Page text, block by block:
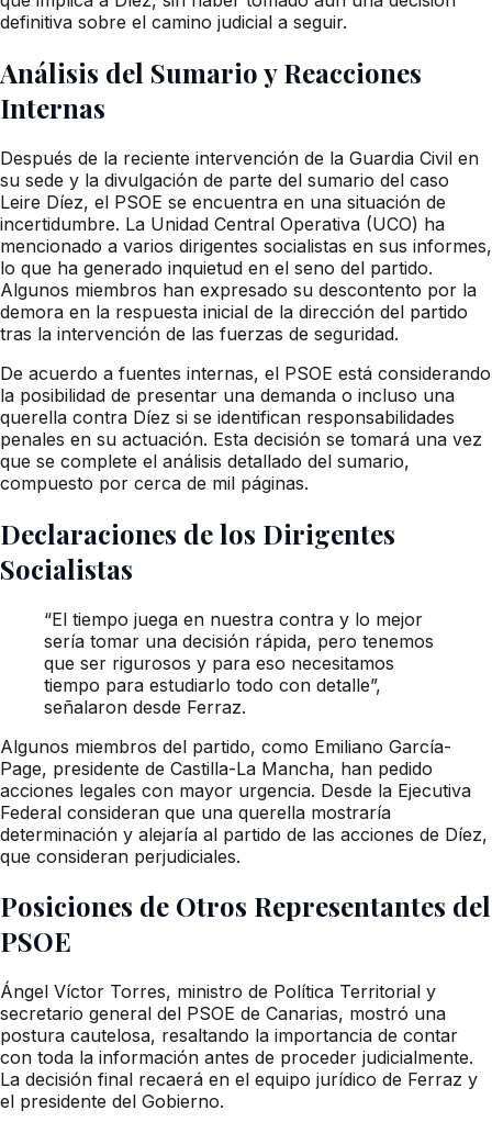
definitiva sobre el camino judicial a seguir.
Análisis del Sumario y Reacciones
Internas
Después de la reciente intervención de la Guardia Civil en
su sede y la divulgación de parte del sumario del caso
Leire Díez, el PSOE se encuentra en una situación de
incertidumbre. La Unidad Central Operativa (UCO) ha
mencionado a varios dirigentes socialistas en sus informes,
lo que ha generado inquietud en el seno del partido.
Algunos miembros han expresado su descontento por la
demora en la respuesta inicial de la dirección del partido
tras la intervención de las fuerzas de seguridad.
De acuerdo a fuentes internas, el PSOE está considerando
la posibilidad de presentar una demanda o incluso una
querella contra Díez si se identifican responsabilidades
penales en su actuación. Esta decisión se tomará una vez
que se complete el análisis detallado del sumario,
compuesto por cerca de mil páginas.
Declaraciones de los Dirigentes
Socialistas
“El tiempo juega en nuestra contra y lo mejor
sería tomar una decisión rápida, pero tenemos
que ser rigurosos y para eso necesitamos
tiempo para estudiarlo todo con detalle”,
señalaron desde Ferraz.
Algunos miembros del partido, como Emiliano García-
Page, presidente de Castilla-La Mancha, han pedido
acciones legales con mayor urgencia. Desde la Ejecutiva
Federal consideran que una querella mostraría
determinación y alejaría al partido de las acciones de Díez,
que consideran perjudiciales.
Posiciones de Otros Representantes del
PSOE
Ángel Víctor Torres, ministro de Política Territorial y
secretario general del PSOE de Canarias, mostró una
postura cautelosa, resaltando la importancia de contar
con toda la información antes de proceder judicialmente.
La decisión final recaerá en el equipo jurídico de Ferraz y
el presidente del Gobierno.